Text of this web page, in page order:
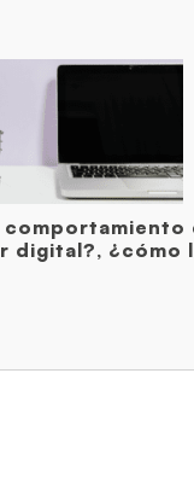
comportamiento
digital?, ¿cómo